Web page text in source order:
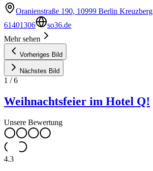
Oranienstraße 190, 10999 Berlin Kreuzberg
61401306
so36.de
Mehr sehen
Vorheriges Bild
Nächstes Bild
1 /6
Weihnachtsfeier im Hotel Q!
Unsere Bewertung
4.3